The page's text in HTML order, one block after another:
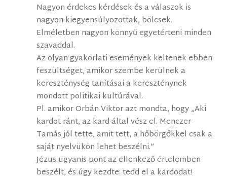
Nagyon érdekes kérdések és a válaszok is
nagyon kiegyensúlyozottak, bölcsek.
Elméletben nagyon könnyű egyetérteni minden
szavaddal.
Az olyan gyakorlati események keltenek ebben
feszültséget, amikor szembe kerülnek a
kereszténység tanításai a kereszténynek
mondott politikai kultúrával.
Pl. amikor Orbán Viktor azt mondta, hogy „Aki
kardot ránt, az kard által vész el. Menczer
Tamás jól tette, amit tett, a hőbörgőkkel csak a
saját nyelvükön lehet beszélni.”
Jézus ugyanis pont az ellenkező értelemben
beszélt, és úgy kezdte: tedd el a kardodat!